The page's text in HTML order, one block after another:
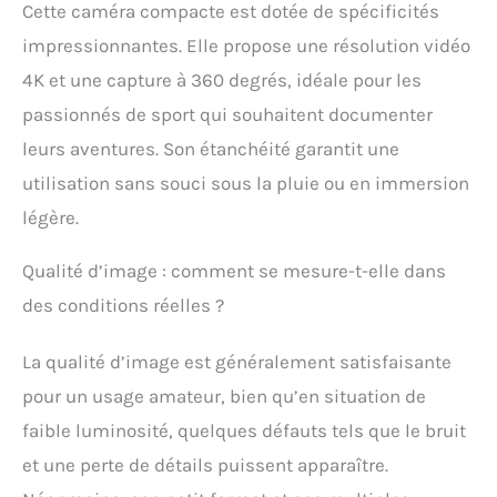
des vélos, motos
(comme camera moto),
drones, casques ou
dans une poche. Elle
fonctionne également
sans hotspot Wi-Fi –
captures spontanées
【QUALITÉ 4K ET
vidéos 4K détaillées et
connectez-vous via Wi-
instantanément les
mémoire 64 Go fournie
stocke des heures de
matériel – suffisant pour
des aventures ou des
Cette caméra compacte est dotée de spécificités
impressionnantes. Elle propose une résolution vidéo
4K et une capture à 360 degrés, idéale pour les
passionnés de sport qui souhaitent documenter
leurs aventures. Son étanchéité garantit une
utilisation sans souci sous la pluie ou en immersion
légère.
Qualité d’image : comment se mesure-t-elle dans
des conditions réelles ?
La qualité d’image est généralement satisfaisante
pour un usage amateur, bien qu’en situation de
faible luminosité, quelques défauts tels que le bruit
et une perte de détails puissent apparaître.